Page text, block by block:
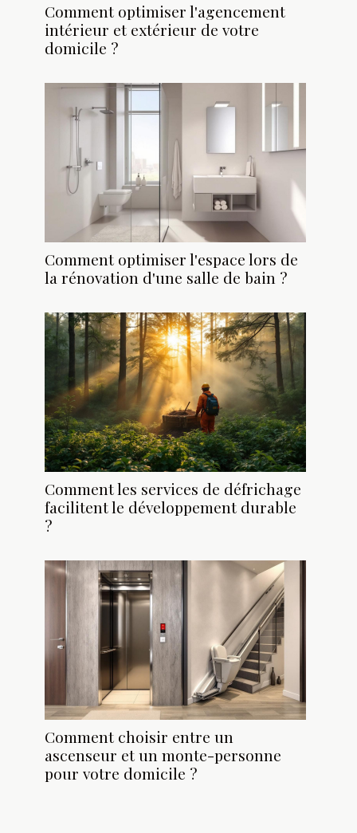
Comment optimiser l'agencement
intérieur et extérieur de votre
domicile ?
Comment optimiser l'espace lors de
la rénovation d'une salle de bain ?
Comment les services de défrichage
facilitent le développement durable
?
Comment choisir entre un
ascenseur et un monte-personne
pour votre domicile ?